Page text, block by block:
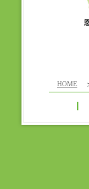
HOME